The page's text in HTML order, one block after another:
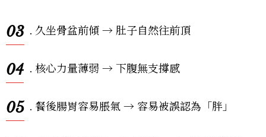
03 . 久坐骨盆前傾 → 肚子自然往前頂
04 . 核心力量薄弱 → 下腹無支撐感
05 . 餐後腸胃容易脹氣 → 容易被誤認為「胖」